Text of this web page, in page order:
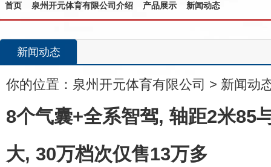
首页 泉州开元体育有限公司介绍 产品展示 新闻动态
新闻动态
你的位置： 泉州开元体育有限公司 > 新闻动
8个气囊+全系智驾, 轴距2米85
大, 30万档次仅售13万多